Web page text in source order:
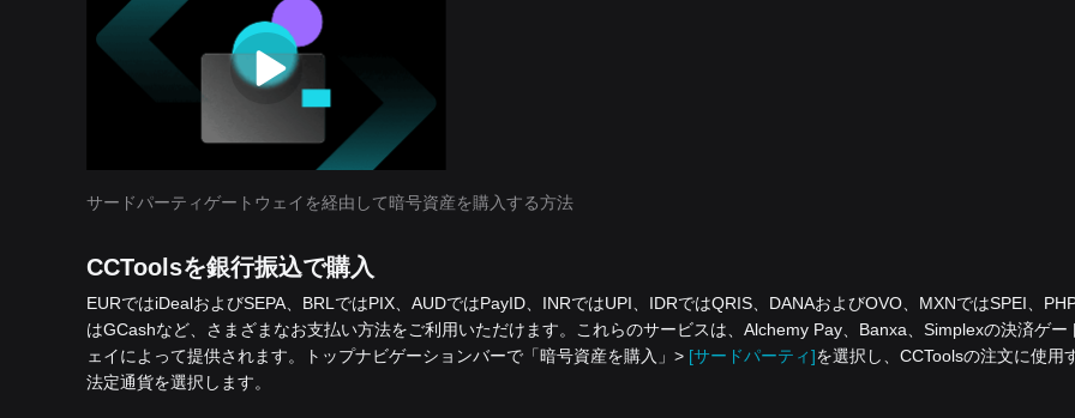
サードパーティゲートウェイを経由して暗号資産を購入する方法
CCToolsを銀行振込で購入
EURではiDealおよびSEPA、BRLではPIX、AUDではPayID、INRではUPI、IDRではQRIS、DANAおよびOVO、MXNではSPEI、
はGCashなど、さまざまなお支払い方法をご利用いただけます。これらのサービスは、Alchemy Pay、Banxa、Simplexの決済ゲー
ェイによって提供されます。トップナビゲーションバーで「暗号資産を‌購入」> [サードパーティ]を選択し、CCToolsの注文に使用
法定通貨を選択します。